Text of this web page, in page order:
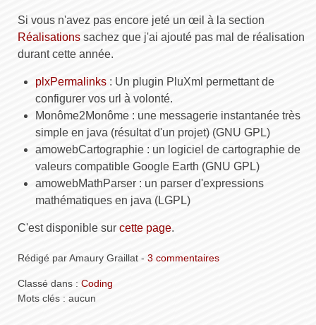
Si vous n'avez pas encore jeté un œil à la section
Réalisations sachez que j'ai ajouté pas mal de réalisation
durant cette année.
plxPermalinks : Un plugin PluXml permettant de
configurer vos url à volonté.
Monôme2Monôme : une messagerie instantanée très
simple en java (résultat d'un projet) (GNU GPL)
amowebCartographie : un logiciel de cartographie de
valeurs compatible Google Earth (GNU GPL)
amowebMathParser : un parser d'expressions
mathématiques en java (LGPL)
C'est disponible sur cette page.
Rédigé par Amaury Graillat - 3 commentaires
Classé dans : Coding
Mots clés : aucun